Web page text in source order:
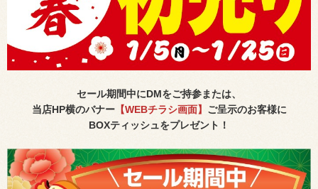
セール期間中にDMをご持参または、
当店HP横のバナー【WEBチラシ画面】 ご呈示のお客様に
BOXティッシュをプレゼント！